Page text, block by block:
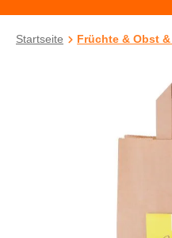
Startseite Früchte & Obst